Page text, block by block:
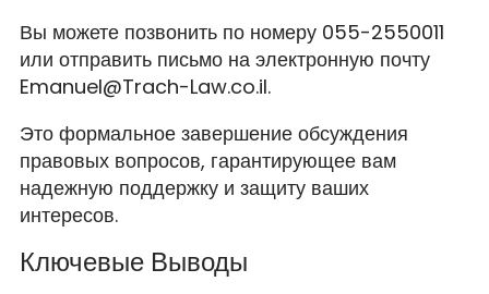
Вы можете позвонить по номеру 055-2550011
или отправить письмо на электронную почту
Emanuel@Trach-Law.co.il.
Это формальное завершение обсуждения
правовых вопросов, гарантирующее вам
надежную поддержку и защиту ваших
интересов.
Ключевые Выводы